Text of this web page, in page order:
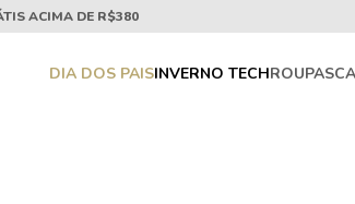
ACIMA DE R$380
DIA DOS PAISINVERNO TECHROUPAS